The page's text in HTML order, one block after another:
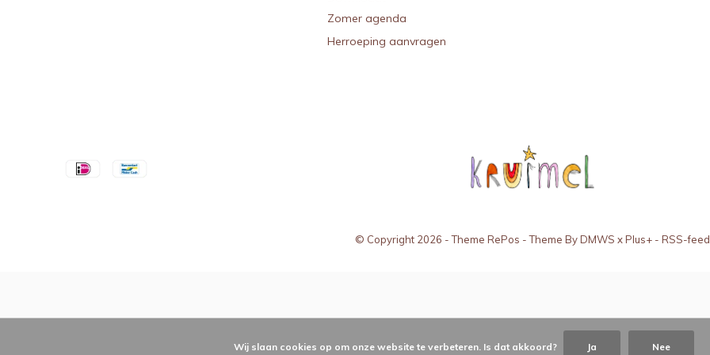
Zomer agenda
Herroeping aanvragen
© Copyright 2026 - Theme RePos - Theme ByDMWS xPlus+ - RSS-feed
Wij slaan cookies op om onze website te verbeteren. Is dat akkoord? Ja Nee